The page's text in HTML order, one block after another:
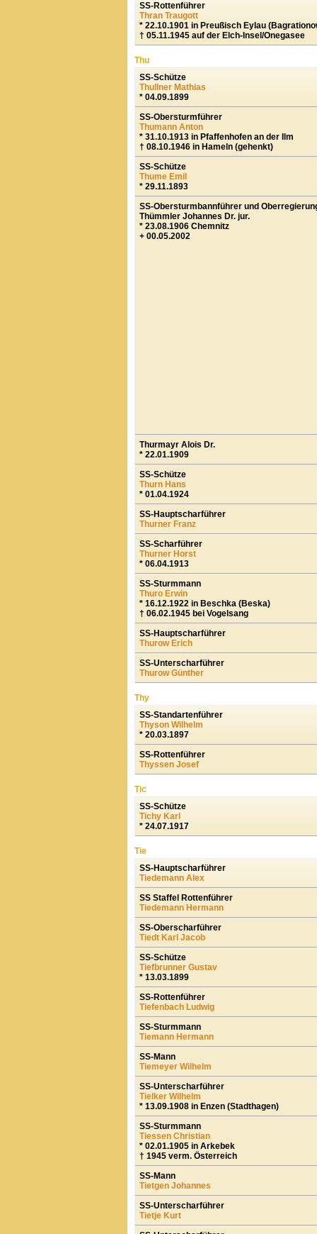
SS-Rottenführer
Thran Traugott
* 22.10.1901 in Preußisch Eylau
† 05.11.1945 auf der Elch-Insel/Onegasee
Thu
SS-Schütze
Thullner Mathias
* 04.09.1899
SS-Obersturmführer
Thumann Anton
* 31.10.1913 in Pfaffenhofen an der Ilm
† 08.10.1946 in Hameln (gehenkt)
SS-Schütze
Thume Emil
* 29.11.1893
SS-Obersturmbannführer und
Thümmler Johannes Dr. jur.
* 23.08.1906 Chemnitz
+ 00.05.2002
Thurmayr Alois Dr.
* 22.01.1909
SS-Schütze
Thurn Hans
* 01.04.1924
SS-Hauptscharführer
Thurner Franz
SS-Scharführer
Thurner Horst
* 06.04.1913
SS-Sturmmann
Thuro Erwin
* 16.12.1922 in Beschka (Beska)
† 06.02.1945 bei Vogelsang
SS-Hauptscharführer
Thurow Erich
SS-Unterscharführer
Thurow Günther
Thy
SS-Standartenführer
Thyson Wilhelm
* 20.03.1897
SS-Rottenführer
Thyssen Josef
Tic
SS-Schütze
Tichy Karl
* 24.07.1917
Tie
SS-Hauptscharführer
Tiedemann Alex
SS Staffel Rottenführer
Tiedemann Hermann
SS-Oberscharführer
Tiedt Karl Jacob
SS-Schütze
Tiefbrunner Gustav
* 13.03.1899
SS-Rottenführer
Tiefenbach Ludwig
SS-Sturmmann
Tiemann Hermann
SS-Mann
Tiemeyer Wilhelm
SS-Unterscharführer
Tielker Wilhelm
* 13.09.1908 in Enzen (Stadthagen)
SS-Sturmmann
Tiessen Christian
* 02.01.1905 in Arkebek
† 1945 verm. Österreich
SS-Mann
Tietgen Johannes
SS-Unterscharführer
Tietje Kurt